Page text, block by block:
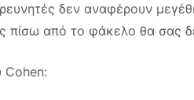
δεν αναφέρουν
πίσω από το φάκελο θα σας
Cohen: